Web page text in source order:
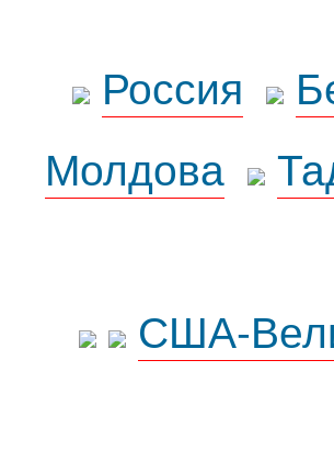
Россия
Молдова
США-